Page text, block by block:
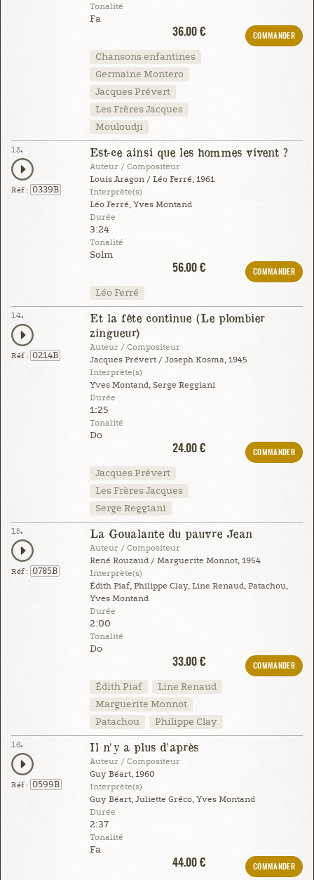
Tonalité
Fa
36.00 €
COMMANDER
Chansons enfantines
Germaine Montero
Jacques Prévert
Les Frères Jacques
Mouloudji
13.
Réf : 0339B
Est-ce ainsi que les hommes vivent ?
Auteur / Compositeur
Louis Aragon / Léo Ferré, 1961
Interprète(s)
Léo Ferré, Yves Montand
Durée
3:24
Tonalité
Solm
56.00 €
COMMANDER
Léo Ferré
14.
Réf : 0214B
Et la fête continue (Le plombier
zingueur)
Auteur / Compositeur
Jacques Prévert / Joseph Kosma, 1945
Interprète(s)
Yves Montand, Serge Reggiani
Durée
1:25
Tonalité
Do
24.00 €
COMMANDER
Jacques Prévert
Les Frères Jacques
Serge Reggiani
15.
Réf : 0785B
La Goualante du pauvre Jean
Auteur / Compositeur
René Rouzaud / Marguerite Monnot, 1954
Interprète(s)
Édith Piaf, Philippe Clay, Line Renaud, Patachou,
Yves Montand
Durée
2:00
Tonalité
Do
33.00 €
COMMANDER
Édith Piaf
Line Renaud
Marguerite Monnot
Patachou
Philippe Clay
16.
Réf : 0599B
Il n'y a plus d'après
Auteur / Compositeur
Guy Béart, 1960
Interprète(s)
Guy Béart, Juliette Gréco, Yves Montand
Durée
2:37
Tonalité
Fa
44.00 €
COMMANDER